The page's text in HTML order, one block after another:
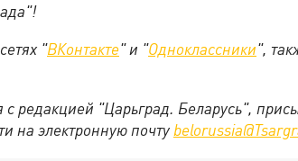
"ВКонтакте" и "Одноклассники",
с редакцией "Царьград. Беларусь",
на электронную почту